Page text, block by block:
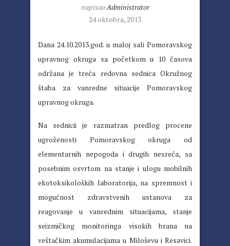
napisaoAdministrator
24 oktobra, 2013
Dana 24.10.2013.god. u maloj sali Pomoravskog
upravnog okruga sa početkom u 10 časova
održana je treća redovna sednica Okružnog
štaba za vanredne situacije Pomoravskog
upravnog okruga.
Na sednicii je razmatran predlog procene
ugroženosti Pomoravskog okruga od
elementarnih nepogoda i drugih nesreća, sa
posebnim osvrtom na stanje i ulogu mobilnih
ekotoksikoloških laboratorija, na spremnost i
mogućnost zdravstvenih ustanova za
reagovanje u vanrednim situacijama, stanje
seizmičkog monitoringa visokih brana na
veštačkim akumulacijama u Miloševu i Resavici.